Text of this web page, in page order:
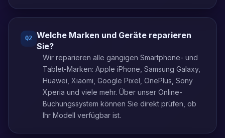
Q2
Welche Marken und Geräte reparieren
Sie?
Wir reparieren alle gängigen Smartphone- und
Tablet-Marken: Apple iPhone, Samsung Galaxy,
Huawei, Xiaomi, Google Pixel, OnePlus, Sony
Xperia und viele mehr. Über unser Online-
Buchungssystem können Sie direkt prüfen, ob
Ihr Modell verfügbar ist.